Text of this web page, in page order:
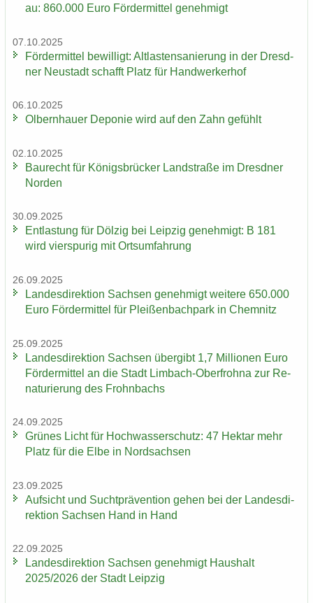
au: 860.000 Euro För­der­mit­tel ge­neh­migt
07.10.2025
För­der­mit­tel be­wil­ligt: Alt­las­ten­sa­nie­rung in der Dresd­
ner Neu­stadt schafft Platz für Hand­wer­ker­hof
06.10.2025
Ol­bern­hau­er De­po­nie wird auf den Zahn ge­fühlt
02.10.2025
Bau­recht für Kö­nigs­brü­cker Land­stra­ße im Dresd­ner
Nor­den
30.09.2025
Ent­las­tung für Döl­zig bei Leip­zig ge­neh­migt: B 181
wird vier­spu­rig mit Orts­um­fah­rung
26.09.2025
Lan­des­di­rek­ti­on Sach­sen ge­neh­migt wei­te­re 650.000
Euro För­der­mit­tel für Plei­ßen­bach­park in Chem­nitz
25.09.2025
Lan­des­di­rek­ti­on Sach­sen über­gibt 1,7 Mil­lio­nen Euro
För­der­mit­tel an die Stadt Limbach-​Oberfrohna zur Re­
na­tu­rie­rung des Frohn­bachs
24.09.2025
Grü­nes Licht für Hoch­was­ser­schutz: 47 Hekt­ar mehr
Platz für die Elbe in Nord­sach­sen
23.09.2025
Auf­sicht und Sucht­prä­ven­ti­on gehen bei der Lan­des­di­
rek­ti­on Sach­sen Hand in Hand
22.09.2025
Lan­des­di­rek­ti­on Sach­sen ge­neh­migt Haus­halt
2025/2026 der Stadt Leip­zig